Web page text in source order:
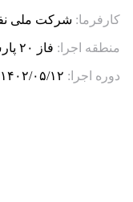
کارفرما: شرکت ملی
منطقه اجرا: فاز ۲۰ پارس جنوبی (خلیج فارس)
دوره اجرا: